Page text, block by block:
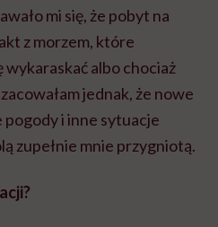
mi się, że pobyt na
z morzem, które
wykaraskać albo chociaż
jednak, że nowe
pogody i inne sytuacje
zupełnie mnie przygniotą.